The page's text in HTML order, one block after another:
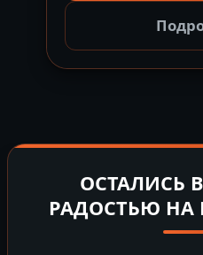
ОСТАЛИСЬ
РАДОСТЬЮ НА